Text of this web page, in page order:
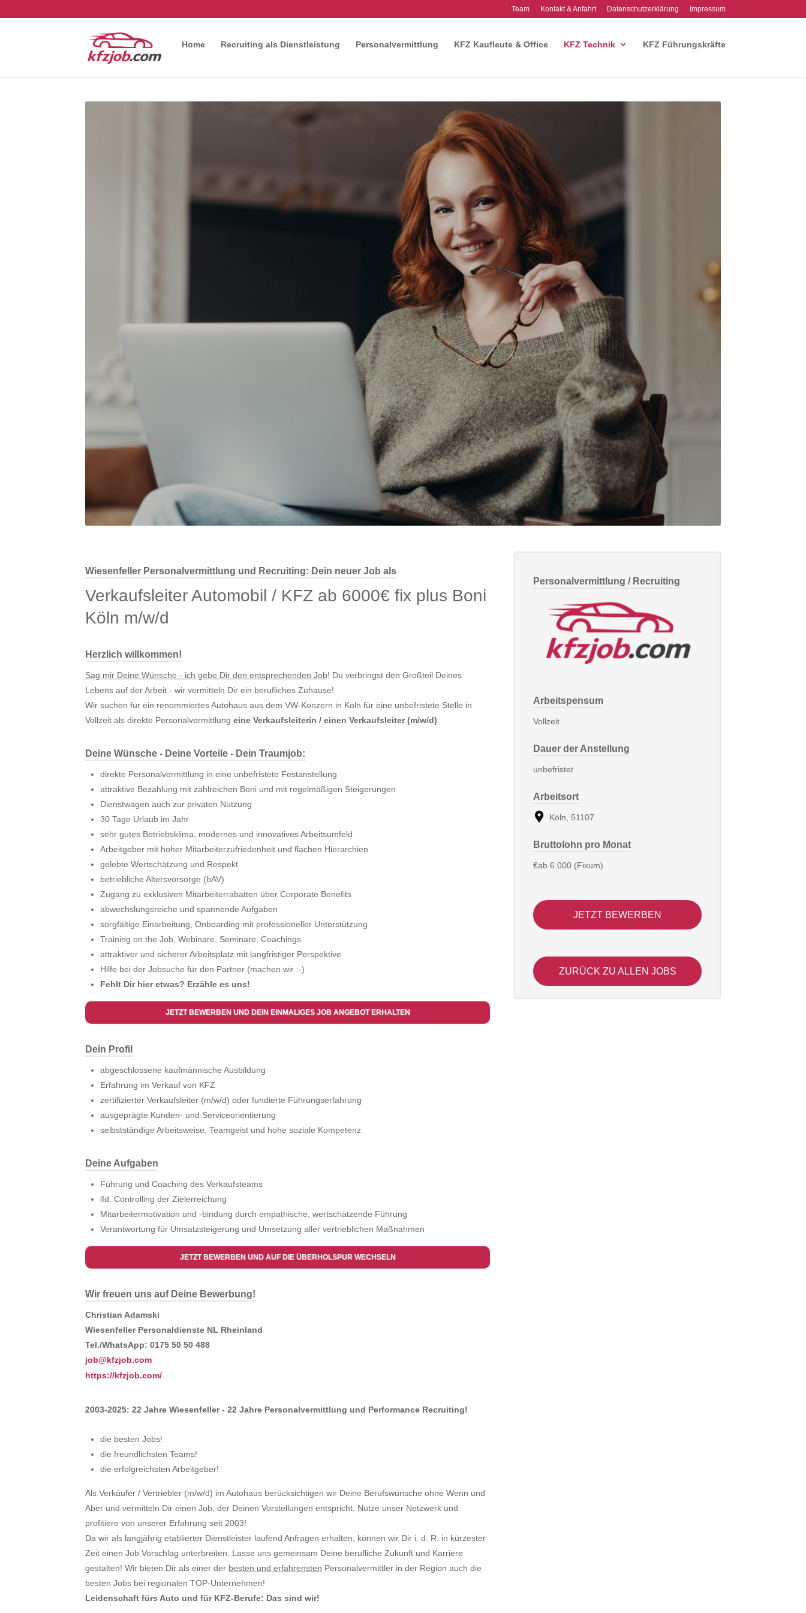
Team Kontakt & Anfahrt Datenschutzerklärung Impressum
Home Recruiting als Dienstleistung Personalvermittlung KFZ Kaufleute & Office KFZ Technik KFZ Führungskräfte
Wiesenfeller Personalvermittlung und Recruiting: Dein neuer Job als
Verkaufsleiter Automobil / KFZ ab 6000€ fix plus Boni
Köln m/w/d
Herzlich willkommen!
Sag mir Deine Wünsche - ich gebe Dir den entsprechenden Job! Du verbringst den Großteil Deines
Lebens auf der Arbeit - wir vermitteln Dir ein berufliches Zuhause!
Wir suchen für ein renommiertes Autohaus aus dem VW-Konzern in Köln für eine unbefristete Stelle in
Vollzeit als direkte Personalvermittlung eine Verkaufsleiterin / einen Verkaufsleiter (m/w/d)
Deine Wünsche - Deine Vorteile - Dein Traumjob:
direkte Personalvermittlung in eine unbefristete Festanstellung
attraktive Bezahlung mit zahlreichen Boni und mit regelmäßigen Steigerungen
Dienstwagen auch zur privaten Nutzung
30 Tage Urlaub im Jahr
sehr gutes Betriebsklima, modernes und innovatives Arbeitsumfeld
Arbeitgeber mit hoher Mitarbeiterzufriedenheit und flachen Hierarchien
gelebte Wertschätzung und Respekt
betriebliche Altersvorsorge (bAV)
Zugang zu exklusiven Mitarbeiterrabatten über Corporate Benefits
abwechslungsreiche und spannende Aufgaben
sorgfältige Einarbeitung, Onboarding mit professioneller Unterstützung
Training on the Job, Webinare, Seminare, Coachings
attraktiver und sicherer Arbeitsplatz mit langfristiger Perspektive
Hilfe bei der Jobsuche für den Partner (machen wir :-)
Fehlt Dir hier etwas? Erzähle es uns!
JETZT BEWERBEN UND DEIN EINMALIGES JOB ANGEBOT ERHALTEN
Dein Profil
abgeschlossene kaufmännische Ausbildung
Erfahrung im Verkauf von KFZ
zertifizierter Verkaufsleiter (m/w/d) oder fundierte Führungserfahrung
ausgeprägte Kunden- und Serviceorientierung
selbstständige Arbeitsweise, Teamgeist und hohe soziale Kompetenz
Deine Aufgaben
Führung und Coaching des Verkaufsteams
lfd. Controlling der Zielerreichung
Mitarbeitermotivation und -bindung durch empathische, wertschätzende Führung
Verantwortung für Umsatzsteigerung und Umsetzung aller vertrieblichen Maßnahmen
JETZT BEWERBEN UND AUF DIE ÜBERHOLSPUR WECHSELN
Wir freuen uns auf Deine Bewerbung!
Christian Adamski
Wiesenfeller Personaldienste NL Rheinland
Tel./WhatsApp: 0175 50 50 488
job@kfzjob.com
https://kfzjob.com/
2003-2025: 22 Jahre Wiesenfeller - 22 Jahre Personalvermittlung und Performance Recruiting!
die besten Jobs!
die freundlichsten Teams!
die erfolgreichsten Arbeitgeber!
Als Verkäufer / Vertriebler (m/w/d) im Autohaus berücksichtigen wir Deine Berufswünsche ohne Wenn und
Aber und vermitteln Dir einen Job, der Deinen Vorstellungen entspricht. Nutze unser Netzwerk und
profitiere von unserer Erfahrung seit 2003!
Da wir als langjährig etablierter Dienstleister laufend Anfragen erhalten, können wir Dir i. d. R. in kürzester
Zeit einen Job Vorschlag unterbreiten. Lasse uns gemeinsam Deine berufliche Zukunft und Karriere
gestalten! Wir bieten Dir als einer der besten und erfahrensten Personalvermittler in der Region auch die
besten Jobs bei regionalen TOP-Unternehmen!
Leidenschaft fürs Auto und für KFZ-Berufe: Das sind wir!
Personalvermittlung / Recruiting
Arbeitspensum
Vollzeit
Dauer der Anstellung
unbefristet
Arbeitsort
Köln, 51107
Bruttolohn pro Monat
€ab 6.000 (Fixum)
JETZT BEWERBEN
ZURÜCK ZU ALLEN JOBS